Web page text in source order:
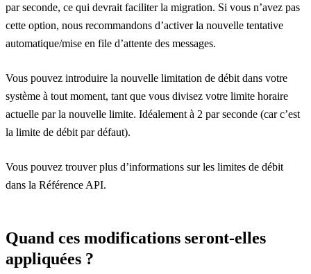
par seconde, ce qui devrait faciliter la migration. Si vous n’avez pas
cette option, nous recommandons d’activer la nouvelle tentative
automatique/mise en file d’attente des messages.
Vous pouvez introduire la nouvelle limitation de débit dans votre
système à tout moment, tant que vous divisez votre limite horaire
actuelle par la nouvelle limite. Idéalement à 2 par seconde (car c’est
la limite de débit par défaut).
Vous pouvez trouver plus d’informations sur les limites de débit
dans la Référence API.
Quand ces modifications seront-elles
appliquées ?